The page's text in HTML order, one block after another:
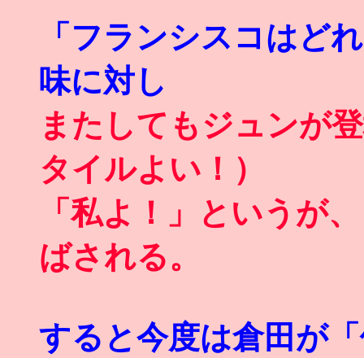
「フランシスコはど
味に対し
またしてもジュンが
タイルよい！）
「私よ！」というが
ばされる。
すると今度は倉田が